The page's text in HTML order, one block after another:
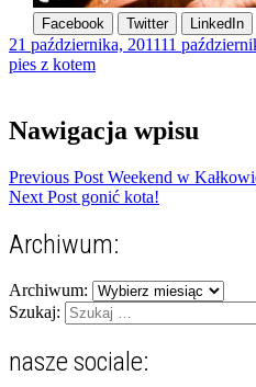
Facebook Twitter LinkedIn
21 października, 201111
pies z kotem
Nawigacja wpisu
Previous Post Weekend w
Next Post gonić kota!
Archiwum:
Archiwum:
Szukaj:
nasze sociale: